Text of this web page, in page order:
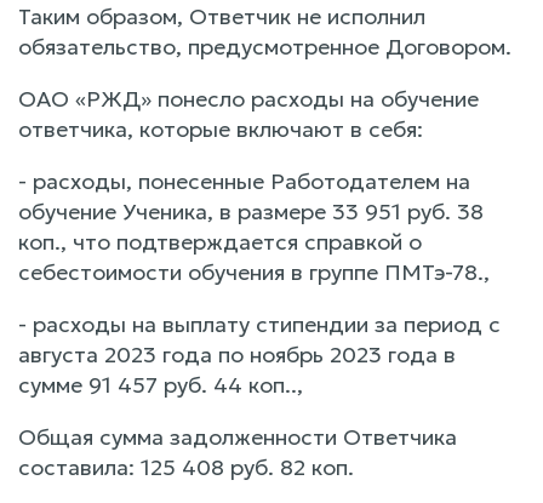
Таким образом, Ответчик не исполнил
обязательство, предусмотренное Договором.
ОАО «РЖД» понесло расходы на обучение
ответчика, которые включают в себя:
- расходы, понесенные Работодателем на
обучение Ученика, в размере 33 951 руб. 38
коп., что подтверждается справкой о
себестоимости обучения в группе ПМТэ-78.,
- расходы на выплату стипендии за период с
августа 2023 года по ноябрь 2023 года в
сумме 91 457 руб. 44 коп..,
Общая сумма задолженности Ответчика
составила: 125 408 руб. 82 коп.